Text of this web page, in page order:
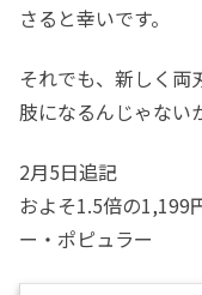
さると幸いです。
それでも、新しく両
肢になるんじゃない
2月5日追記
およそ1.5倍の1,199
ー・ポピュラー